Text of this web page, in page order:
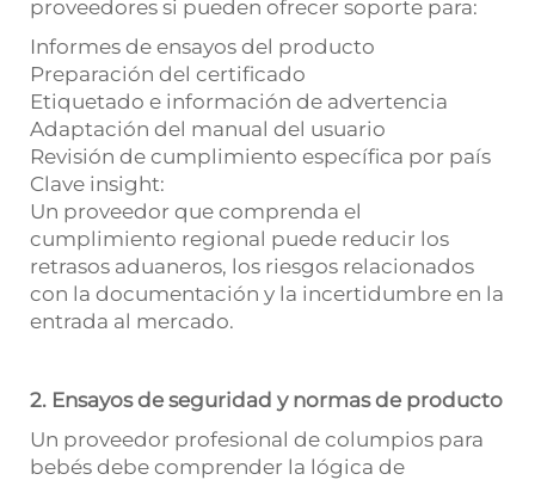
proveedores si pueden ofrecer soporte para:
Informes de ensayos del producto
Preparación del certificado
Etiquetado e información de advertencia
Adaptación del manual del usuario
Revisión de cumplimiento específica por país
Clave insight:
Un proveedor que comprenda el
cumplimiento regional puede reducir los
retrasos aduaneros, los riesgos relacionados
con la documentación y la incertidumbre en la
entrada al mercado.
2. Ensayos de seguridad y normas de producto
Un proveedor profesional de columpios para
bebés debe comprender la lógica de